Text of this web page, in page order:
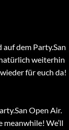
dem Party.San
weiterhin
für euch da!
Open Air.
We’ll